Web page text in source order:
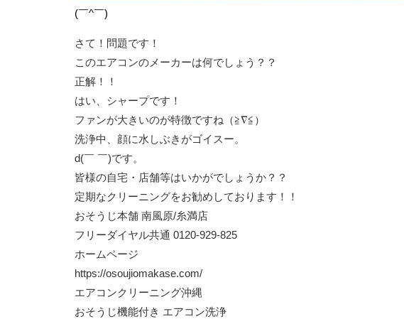
(￣^￣)ゞ
さて！問題です！
このエアコンのメーカーは何でしょう？？
正解！！
はい、シャープです！
ファンが大きいのが特徴ですね（≧∇≦）
洗浄中、顔に水しぶきがゴイスー。
d(￣ ￣)です。
皆様の自宅・店舗等はいかがでしょうか？？
定期なクリーニングをお勧めしております！！
おそうじ本舗 南風原/糸満店
フリーダイヤル共通 0120-929-825
ホームページ
https://osoujiomakase.com/
エアコンクリーニング沖縄
おそうじ機能付き エアコン洗浄